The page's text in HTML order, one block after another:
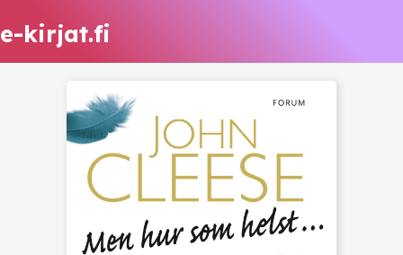
e-kirjat.fi